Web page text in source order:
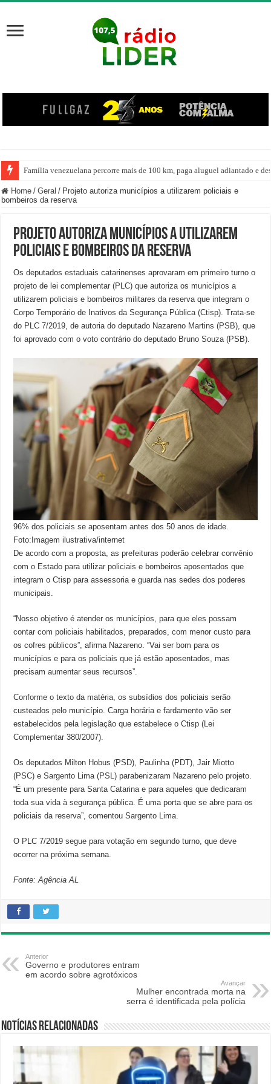
Família venezuelana percorre mais de 100 km, paga aluguel adiantado e
Home / Geral / Projeto autoriza municípios a utilizarem policiais e
bombeiros da reserva
Projeto autoriza municípios a utilizarem
policiais e bombeiros da reserva
Os deputados estaduais catarinenses aprovaram em primeiro turno o
projeto de lei complementar (PLC) que autoriza os municípios a
utilizarem policiais e bombeiros militares da reserva que integram o
Corpo Temporário de Inativos da Segurança Pública (Ctisp). Trata-se
do PLC 7/2019, de autoria do deputado Nazareno Martins (PSB), que
foi aprovado com o voto contrário do deputado Bruno Souza (PSB).
96% dos policiais se aposentam antes dos 50 anos de idade.
Foto:Imagem ilustrativa/internet
De acordo com a proposta, as prefeituras poderão celebrar convênio
com o Estado para utilizar policiais e bombeiros aposentados que
integram o Ctisp para assessoria e guarda nas sedes dos poderes
municipais.
“Nosso objetivo é atender os municípios, para que eles possam
contar com policiais habilitados, preparados, com menor custo para
os cofres públicos”, afirma Nazareno. “Vai ser bom para os
municípios e para os policiais que já estão aposentados, mas
precisam aumentar seus recursos”.
Conforme o texto da matéria, os subsídios dos policiais serão
custeados pelo município. Carga horária e fardamento vão ser
estabelecidos pela legislação que estabelece o Ctisp (Lei
Complementar 380/2007).
Os deputados Milton Hobus (PSD), Paulinha (PDT), Jair Miotto
(PSC) e Sargento Lima (PSL) parabenizaram Nazareno pelo projeto.
“É um presente para Santa Catarina e para aqueles que dedicaram
toda sua vida à segurança pública. É uma porta que se abre para os
policiais da reserva”, comentou Sargento Lima.
O PLC 7/2019 segue para votação em segundo turno, que deve
ocorrer na próxima semana.
Fonte: Agência AL
Anterior
Governo e produtores entram
em acordo sobre agrotóxicos
Avançar
Mulher encontrada morta na
serra é identificada pela polícia
Notícias relacionadas